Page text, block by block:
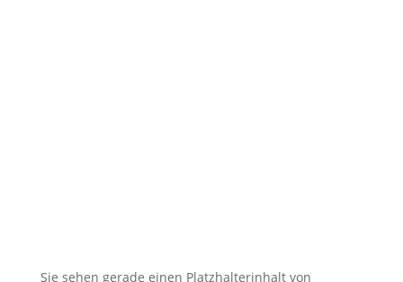
Sie sehen gerade einen Platzhalterinhalt von